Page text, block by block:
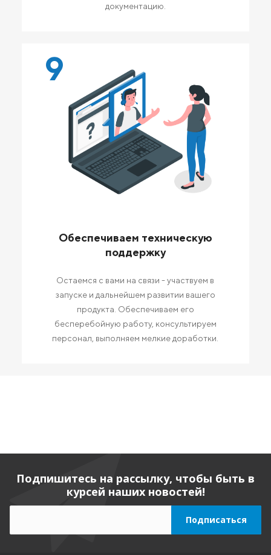
документацию.
9
Обеспечиваем техническую
поддержку
Остаемся с вами на связи - участвуем в
запуске и дальнейшем развитии вашего
продукта. Обеспечиваем его
бесперебойную работу, консультируем
персонал, выполняем мелкие доработки.
Подпишитесь на рассылку, чтобы быть в
курсей наших новостей!